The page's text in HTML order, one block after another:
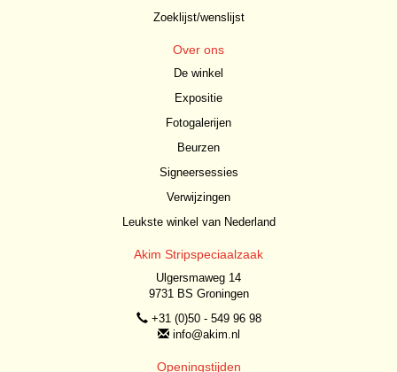
Zoeklijst/wenslijst
Over ons
De winkel
Expositie
Fotogalerijen
Beurzen
Signeersessies
Verwijzingen
Leukste winkel van Nederland
Akim Stripspeciaalzaak
Ulgersmaweg 14
9731 BS Groningen
+31 (0)50 - 549 96 98
info@akim.nl
Openingstijden